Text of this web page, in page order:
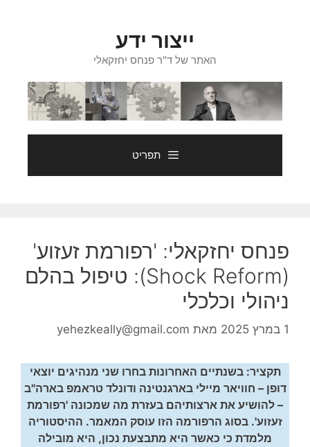
ייצור ידע
האתר של ד"ר פנחס יחזקאלי
תפריט
פנחס יחזקאלי: 'רפורמת זעזוע'
(Shock Reform): טיפול בהלם
ניהולי וכלכלי
1 במרץ 2025 מאת yehezkeally@gmail.com
תקציר: בשנתיים האחרונות בחרו שני מנהיגים יוצאי
דופן – חוויאר מיילי בארגנטינה ודונלד טראמפ בארה"ב
– להושיע את ארצותיהם בעזרת מה שמכונה 'רפורמת
זעזוע'. בסוג הרפורמה הזו עוסק המאמר. ההיסטוריה
מלמדת כי כאשר היא מתבצעת נכון, היא מובילה